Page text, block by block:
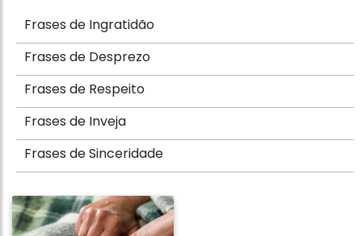
Frases de Ingratidão
Frases de Desprezo
Frases de Respeito
Frases de Inveja
Frases de Sinceridade